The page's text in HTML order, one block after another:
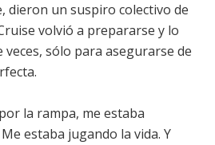
dieron un suspiro colectivo de
volvió a prepararse y lo
sólo para asegurarse de
la rampa, me estaba
estaba jugando la vida. Y